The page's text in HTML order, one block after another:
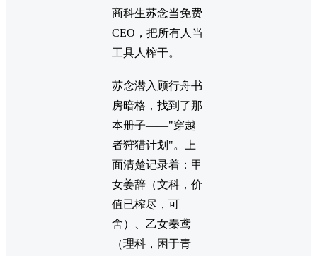
商科生苏念当免费
CEO，把所有人当
工具人榨干。
苏念潜入顾行舟书
房暗格，找到了那
本册子——"穿越
者狩猎计划"。上
面清楚记录着：甲
女姜辞（文科，价
值已榨尽，可
舍）、乙女秦鸢
（理科，困于青